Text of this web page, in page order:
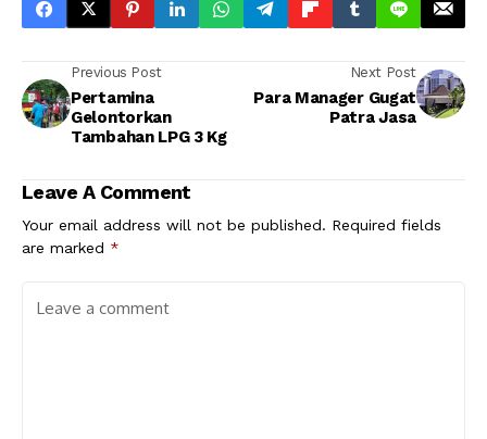
Previous Post
Pertamina
Gelontorkan
Tambahan LPG 3 Kg
Next Post
Para Manager Gugat
Patra Jasa
Leave A Comment
Your email address will not be published. Required fields
are marked *